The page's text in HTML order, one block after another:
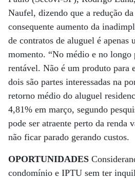
Naufel, dizendo que a redução
consequente aumento da
de contratos de aluguel é apenas
momento. “No médio e no longo
rentável. Não é um produto para
dois são partes interessadas na
retorno médio do aluguel
4,81% em março, segundo
pode ser atraente perto da renda
não ficar parado gerando custos.
OPORTUNIDADES
condomínio e IPTU sem ter